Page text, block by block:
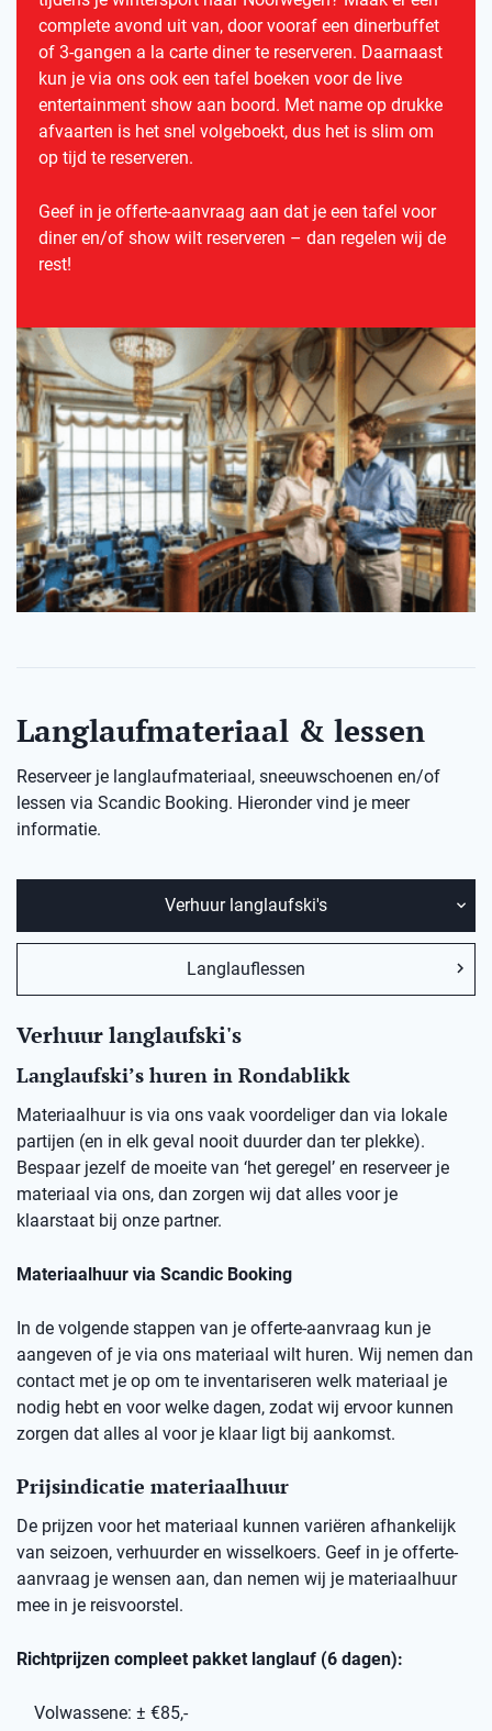
complete avond uit van, door vooraf een dinerbuffet
of 3-gangen a la carte diner te reserveren. Daarnaast
kun je via ons ook een tafel boeken voor de live
entertainment show aan boord. Met name op drukke
afvaarten is het snel volgeboekt, dus het is slim om
op tijd te reserveren.
Geef in je offerte-aanvraag aan dat je een tafel voor
diner en/of show wilt reserveren – dan regelen wij de
rest!
Langlaufmateriaal & lessen
Reserveer je langlaufmateriaal, sneeuwschoenen en/of
lessen via Scandic Booking. Hieronder vind je meer
informatie.
Verhuur langlaufski's
Langlauflessen
Verhuur langlaufski's
Langlaufski’s huren in Rondablikk
Materiaalhuur is via ons vaak voordeliger dan via lokale
partijen (en in elk geval nooit duurder dan ter plekke).
Bespaar jezelf de moeite van ‘het geregel’ en reserveer je
materiaal via ons, dan zorgen wij dat alles voor je
klaarstaat bij onze partner.
Materiaalhuur via Scandic Booking
In de volgende stappen van je offerte-aanvraag kun je
aangeven of je via ons materiaal wilt huren. Wij nemen dan
contact met je op om te inventariseren welk materiaal je
nodig hebt en voor welke dagen, zodat wij ervoor kunnen
zorgen dat alles al voor je klaar ligt bij aankomst.
Prijsindicatie materiaalhuur
De prijzen voor het materiaal kunnen variëren afhankelijk
van seizoen, verhuurder en wisselkoers. Geef in je offerte-
aanvraag je wensen aan, dan nemen wij je materiaalhuur
mee in je reisvoorstel.
Richtprijzen compleet pakket langlauf (6 dagen):
Volwassene: ± €85,-